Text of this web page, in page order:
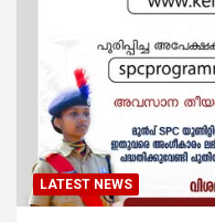
LATEST NEWS